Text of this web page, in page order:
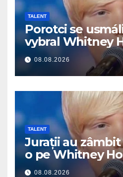
TALENT
Porotci se
vybral Whitney
Pak začal zpívat
08.08.2026
TALENT
Jurații au zâmbit
o pe Whitney
a început să
08.08.2026